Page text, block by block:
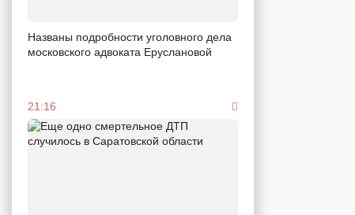
Названы подробности уголовного дела
московского адвоката Еруслановой
21:16